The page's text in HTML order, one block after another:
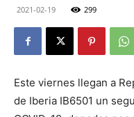
2021-02-19 299
Este viernes llegan a
de Iberia IB6501 un